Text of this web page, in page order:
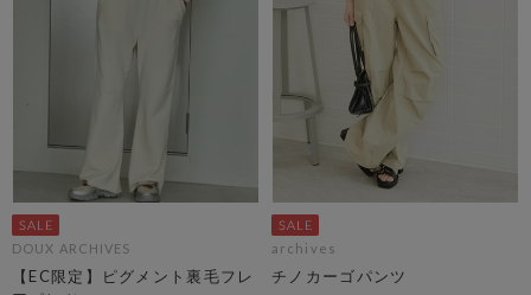
DOUX ARCHIVES
【EC限定】ピグメント裏毛フレ
archives
チノカーゴパンツ